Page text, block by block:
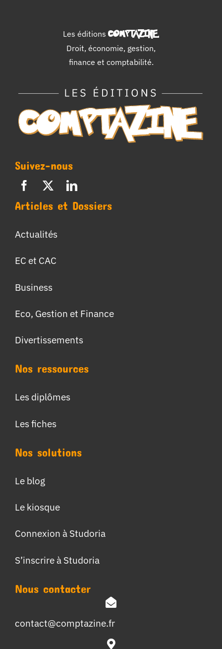
Les éditions COMPTAZINE.
Droit, économie, gestion,
finance et comptabilité.
Suivez-nous
Articles et Dossiers
Actualités
EC et CAC
Business
Eco, Gestion et Finance
Divertissements
Nos ressources
Les diplômes
Les fiches
Nos solutions
Le blog
Le kiosque
Connexion à Studoria
S’inscrire à Studoria
Nous contacter
contact@comptazine.fr